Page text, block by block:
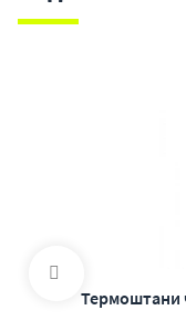
Термоштани